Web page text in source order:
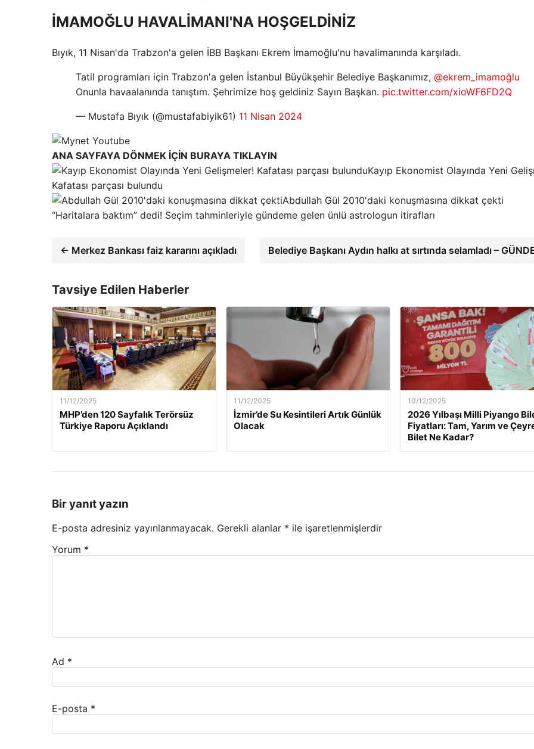
İMAMOĞLU HAVALİMANI'NA HOŞGELDİNİZ
Bıyık, 11 Nisan'da Trabzon'a gelen İBB Başkanı Ekrem İmamoğlu'nu havalimanında karşıladı.
Tatil programları için Trabzon'a gelen İstanbul Büyükşehir Belediye Başkanımız, @ekrem_imamoğlu
Onunla havaalanında tanıştım. Şehrimize hoş geldiniz Sayın Başkan. pic.twitter.com/xioWF6FD2Q
— Mustafa Bıyık (@mustafabiyik61) 11 Nisan 2024
ANA SAYFAYA DÖNMEK İÇİN BURAYA TIKLAYIN
Kayıp Ekonomist Olayında Yeni
Kafatası parçası bulundu
Abdullah Gül 2010'daki konuşmasına dikkat çekti
“Haritalara baktım” dedi! Seçim tahminleriyle gündeme gelen ünlü astrologun itirafları
← Merkez Bankası faiz kararını açıkladı Belediye Başkanı Aydın halkı at sırtında selamladı –
Tavsiye Edilen Haberler
11/12/2025
MHP’den 120 Sayfalık Terörsüz
Türkiye Raporu Açıklandı
11/12/2025
İzmir’de Su Kesintileri Artık Günlük
Olacak
10/12/2025
2026 Yılbaşı Milli Piyango
Fiyatları: Tam, Yarım ve
Bilet Ne Kadar?
Bir yanıt yazın
E-posta adresiniz yayınlanmayacak. Gerekli alanlar * ile işaretlenmişlerdir
Yorum *
Ad *
E-posta *